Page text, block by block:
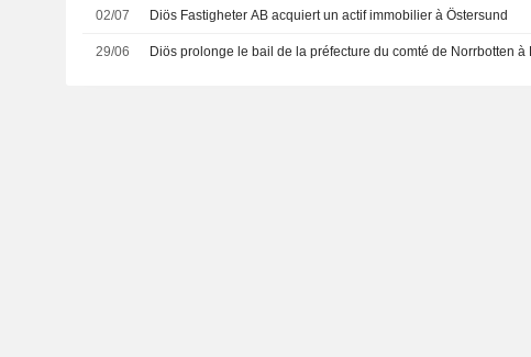
02/07 Diös Fastigheter AB acquiert un actif immobilier à Östersund
29/06 Diös prolonge le bail de la préfecture du comté de Norrbotten à